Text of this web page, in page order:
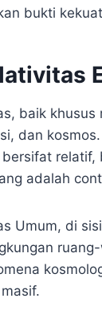
bukti
baik
dan
relatif,
adalah
Umum, di